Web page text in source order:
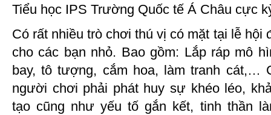
Tiểu học IPS Trường Quốc tế Á Châu cực
Có rất nhiều trò chơi thú vị có mặt tại lễ hội
cho các bạn nhỏ. Bao gồm: Lắp ráp mô
bay, tô tượng, cắm hoa, làm tranh cát,…
người chơi phải phát huy sự khéo léo,
tạo cũng như yếu tố gắn kết, tinh thần